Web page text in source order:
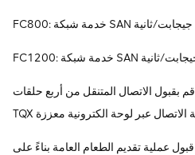
قم بقبول الاتصال المتنقل من أربع حلقات ODU2/ODU2e/ODUflex بين
قبول عملية تقديم الطعام العامة بناءً على ITU-T G.709. تكتمل عملية